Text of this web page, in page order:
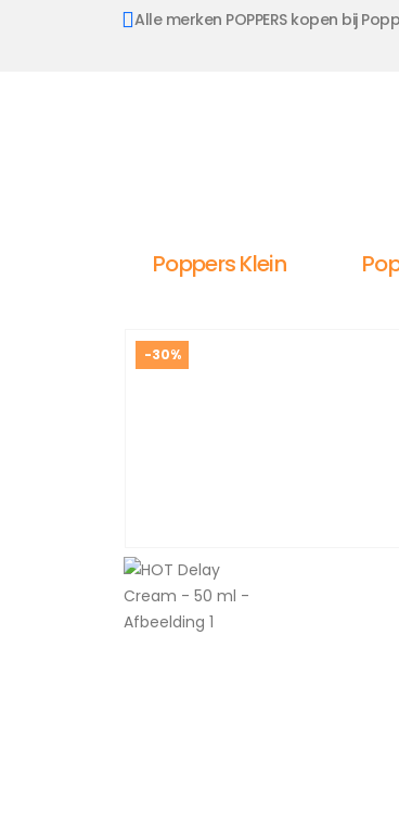
Alle merken POPPERS kopen bij
Poppers Klein
-30%